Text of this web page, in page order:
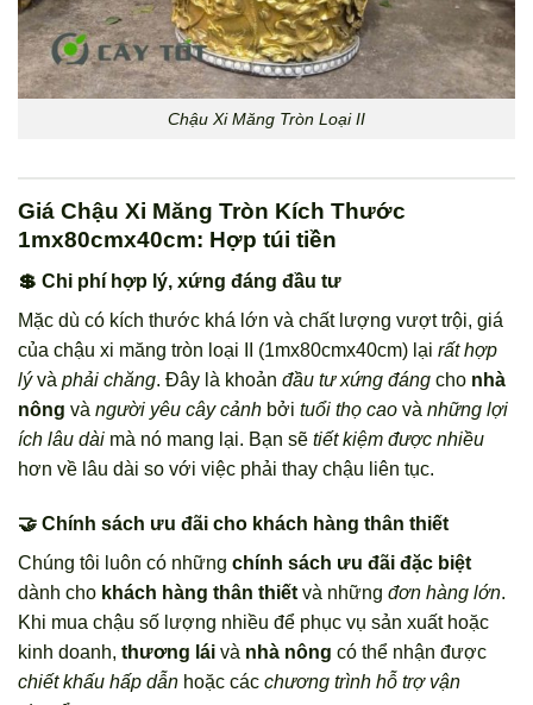
Chậu Xi Măng Tròn Loại II
Giá Chậu Xi Măng Tròn Kích Thước
1mx80cmx40cm: Hợp túi tiền
💲 Chi phí hợp lý, xứng đáng đầu tư
Mặc dù có kích thước khá lớn và chất lượng vượt trội, giá
của chậu xi măng tròn loại II (1mx80cmx40cm) lại rất hợp
lývà phải chăng. Đây là khoản đầu tư xứng đáng cho nhà
nông và người yêu cây cảnh bởi tuổi thọ cao và những lợi
ích lâu dài mà nó mang lại. Bạn sẽ tiết kiệm được nhiều
hơn về lâu dài so với việc phải thay chậu liên tục.
🤝 Chính sách ưu đãi cho khách hàng thân thiết
Chúng tôi luôn có những chính sách ưu đãi đặc biệt
dành cho khách hàng thân thiết và những đơn hàng lớn.
Khi mua chậu số lượng nhiều để phục vụ sản xuất hoặc
kinh doanh, thương lái và nhà nông có thể nhận được
chiết khấu hấp dẫn hoặc các chương trình hỗ trợ vận